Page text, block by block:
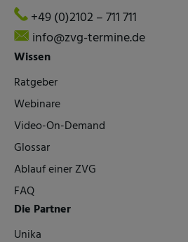
+49 (0)2102 – 711 711
info@zvg-termine.de
Wissen
Ratgeber
Webinare
Video-On-Demand
Glossar
Ablauf einer ZVG
FAQ
Die Partner
Unika